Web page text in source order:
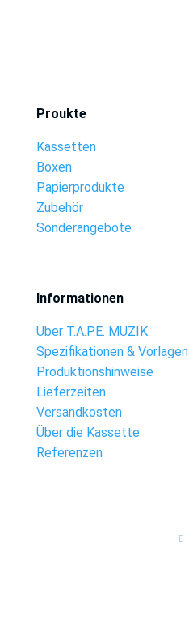
Proukte
Kassetten
Boxen
Papierprodukte
Zubehör
Sonderangebote
Informationen
Über T.A.P.E. MUZIK
Spezifikationen & Vorlagen
Produktionshinweise
Lieferzeiten
Versandkosten
Über die Kassette
Referenzen
